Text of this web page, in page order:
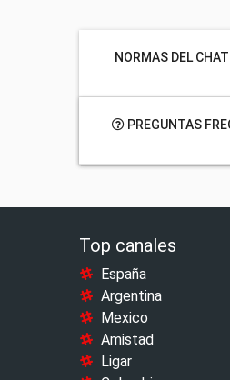
NORMAS DEL CHAT
PREGUNTAS
Top canales
España
Argentina
Mexico
Amistad
Ligar